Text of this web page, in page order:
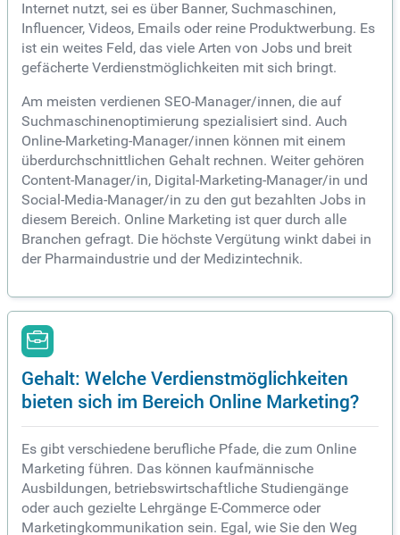
Internet nutzt, sei es über Banner, Suchmaschinen,
Influencer, Videos, Emails oder reine Produktwerbung. Es
ist ein weites Feld, das viele Arten von Jobs und breit
gefächerte Verdienstmöglichkeiten mit sich bringt.
Am meisten verdienen SEO-Manager/innen, die auf
Suchmaschinenoptimierung spezialisiert sind. Auch
Online-Marketing-Manager/innen können mit einem
überdurchschnittlichen Gehalt rechnen. Weiter gehören
Content-Manager/in, Digital-Marketing-Manager/in und
Social-Media-Manager/in zu den gut bezahlten Jobs in
diesem Bereich. Online Marketing ist quer durch alle
Branchen gefragt. Die höchste Vergütung winkt dabei in
der Pharmaindustrie und der Medizintechnik.
Gehalt: Welche Verdienstmöglichkeiten
bieten sich im Bereich Online Marketing?
Es gibt verschiedene berufliche Pfade, die zum Online
Marketing führen. Das können kaufmännische
Ausbildungen, betriebswirtschaftliche Studiengänge
oder auch gezielte Lehrgänge E-Commerce oder
Marketingkommunikation sein. Egal, wie Sie den Weg